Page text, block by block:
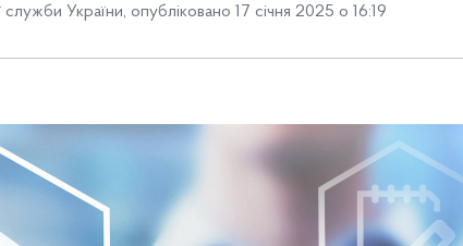
України, опубліковано 17 січня 2025 о 16:19